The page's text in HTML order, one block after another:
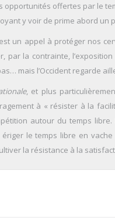
opportunités offertes par le
y voir de prime abord
un appel à protéger nos
par la contrainte,
mais l’Occident regarde
, et plus
à « résister à la
autour du temps
le temps libre en
la résistance à la